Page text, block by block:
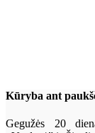
Kūryba ant
Gegužės 20